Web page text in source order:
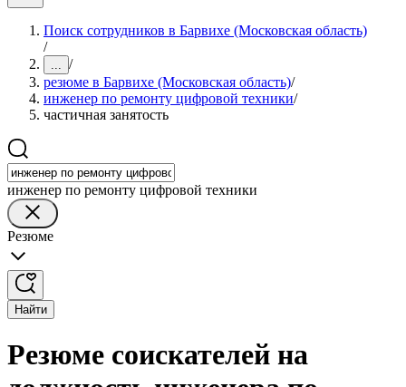
Поиск сотрудников в Барвихе (Московская область)
/
... /
резюме в Барвихе (Московская область)/
инженер по ремонту цифровой техники/
частичная занятость
инженер по ремонту цифровой техники
Резюме
Найти
Резюме соискателей на